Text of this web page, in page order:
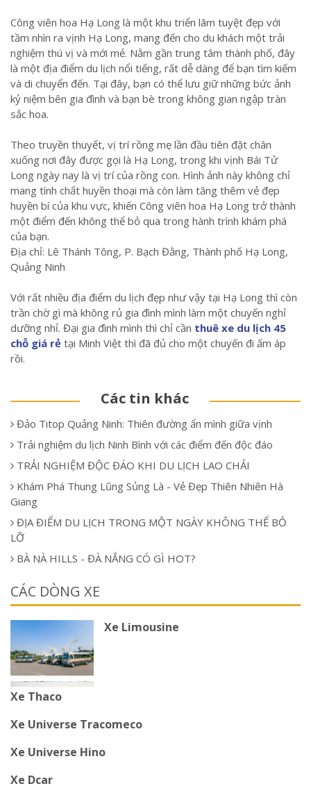
Công viên hoa Hạ Long là một khu triển lãm tuyệt đẹp với
tầm nhìn ra vịnh Hạ Long, mang đến cho du khách một trải
nghiệm thú vị và mới mẻ. Nằm gần trung tâm thành phố, đây
là một địa điểm du lịch nổi tiếng, rất dễ dàng để bạn tìm kiếm
và di chuyển đến. Tại đây, bạn có thể lưu giữ những bức ảnh
kỷ niệm bên gia đình và bạn bè trong không gian ngập tràn
sắc hoa.
Theo truyền thuyết, vị trí rồng mẹ lần đầu tiên đặt chân
xuống nơi đây được gọi là Hạ Long, trong khi vịnh Bái Tử
Long ngày nay là vị trí của rồng con. Hình ảnh này không chỉ
mang tính chất huyền thoại mà còn làm tăng thêm vẻ đẹp
huyền bí của khu vực, khiến Công viên hoa Hạ Long trở thành
một điểm đến không thể bỏ qua trong hành trình khám phá
của bạn.
Địa chỉ: Lê Thánh Tông, P. Bạch Đằng, Thành phố Hạ Long,
Quảng Ninh
Với rất nhiều địa điểm du lịch đẹp như vậy tại Hạ Long thì còn
trần chờ gì mà không rủ gia đình mình làm một chuyến nghỉ
dưỡng nhỉ. Đại gia đình mình thì chỉ cần thuê xe du lịch 45
chỗ giá rẻ tại Minh Việt thì đã đủ cho một chuyến đi ấm áp
rồi.
Các tin khác
Đảo Titop Quảng Ninh: Thiên đường ẩn mình giữa vịnh
Trải nghiệm du lịch Ninh Bình với các điểm đến độc đáo
TRẢI NGHIỆM ĐỘC ĐÁO KHI DU LỊCH LAO CHẢI
Khám Phá Thung Lũng Sủng Là - Vẻ Đẹp Thiên Nhiên Hà
Giang
ĐỊA ĐIỂM DU LỊCH TRONG MỘT NGÀY KHÔNG THỂ BỎ
LỠ
BÀ NÀ HILLS - ĐÀ NẮNG CÓ GÌ HOT?
CÁC DÒNG XE
Xe Limousine
Xe Thaco
Xe Universe Tracomeco
Xe Universe Hino
Xe Dcar